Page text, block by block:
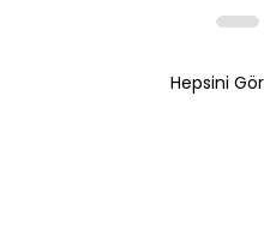
Hepsini Gör